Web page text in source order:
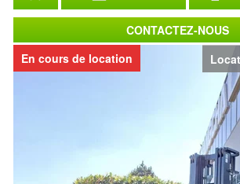
En cours de location
CONTACTEZ-NOUS